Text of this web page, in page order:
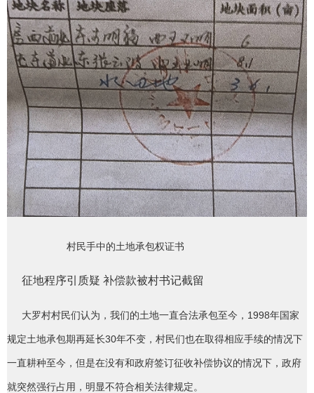
村民手中的土地承包权证书
征地程序引质疑 补偿款被村书记截留
大罗村村民们认为，我们的土地一直合法承包至今，1998年国家
规定土地承包期再延长30年不变，村民们也在取得相应手续的情况下
一直耕种至今，但是在没有和政府签订征收补偿协议的情况下，政府
就突然强行占用，明显不符合相关法律规定。